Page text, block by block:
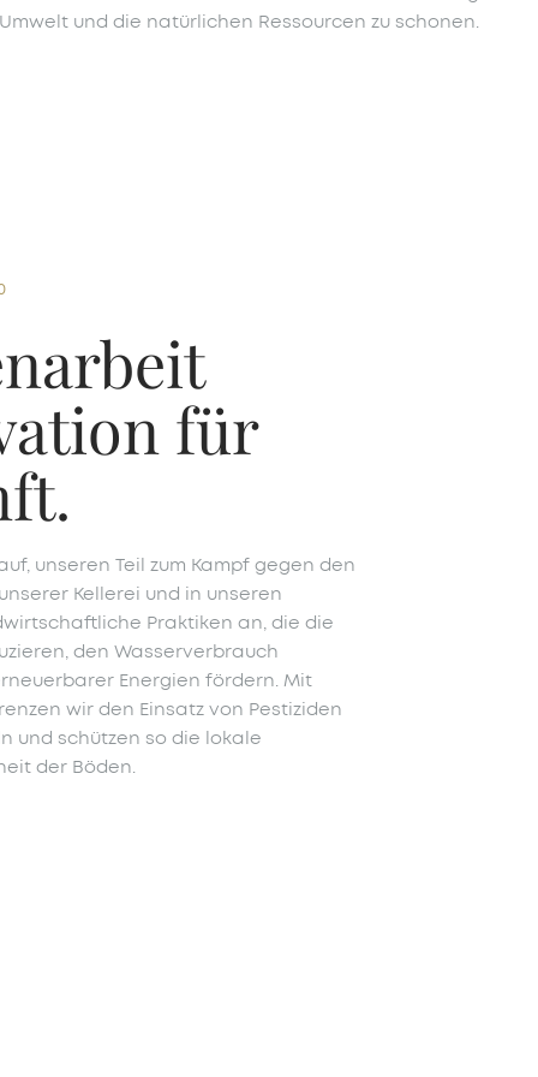
und die natürlichen Ressourcen zu schonen.
für
unseren Teil zum Kampf gegen den
Kellerei und in unseren
Praktiken an, die die
den Wasserverbrauch
Energien fördern. Mit
wir den Einsatz von Pestiziden
und schützen so die lokale
der Böden.